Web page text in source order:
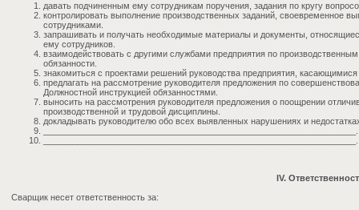
давать подчиненным ему сотрудникам поручения, задания по кругу
контролировать выполнение производственных заданий, своевременное
сотрудниками.
запрашивать и получать необходимые материалы и документы,
ему сотрудников.
взаимодействовать с другими службами предприятия по
обязанности.
знакомиться с проектами решений руководства предприятия,
предлагать на рассмотрение руководителя предложения по
Должностной инструкцией обязанностями.
выносить на рассмотрения руководителя предложения о поощрении
производственной и трудовой дисциплины.
докладывать руководителю обо всех выявленных нарушениях и
IV.
Сварщик несет ответственность за: